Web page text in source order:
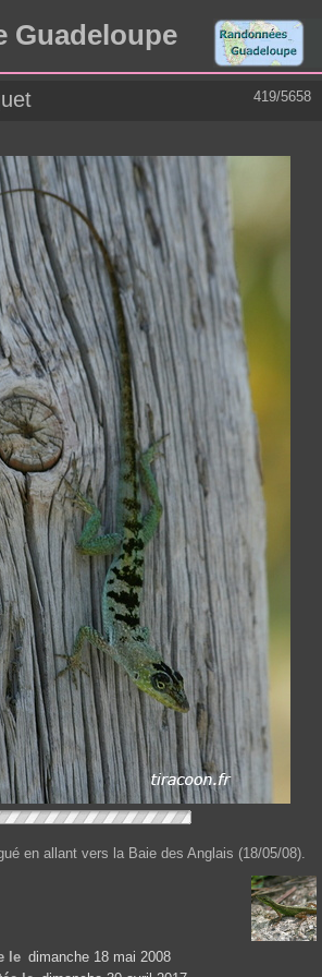
Guadeloupe
419/5658
en allant vers la Baie des Anglais (18/05/08).
le dimanche 18 mai 2008